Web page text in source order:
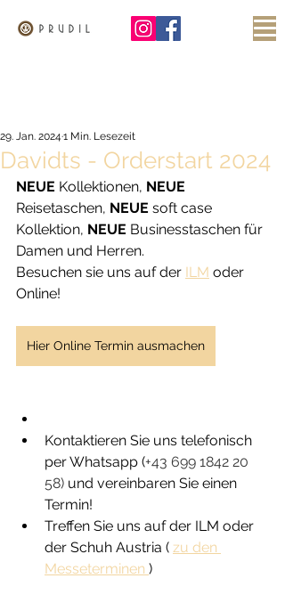
Davidts - Orderstart 2024
29. Jan. 2024 1 Min. Lesezeit
NEUE Kollektionen, NEUE
Reisetaschen, NEUE soft case
Kollektion, NEUE Businesstaschen für
Damen und Herren.
Besuchen sie uns auf der ILM oder
Online!
Hier Online Termin ausmachen
Kontaktieren Sie uns telefonisch
per Whatsapp (+43 699 1842 20
58) und vereinbaren Sie einen
Termin!
Treffen Sie uns auf der ILM oder
der Schuh Austria ( zu den
Messeterminen )